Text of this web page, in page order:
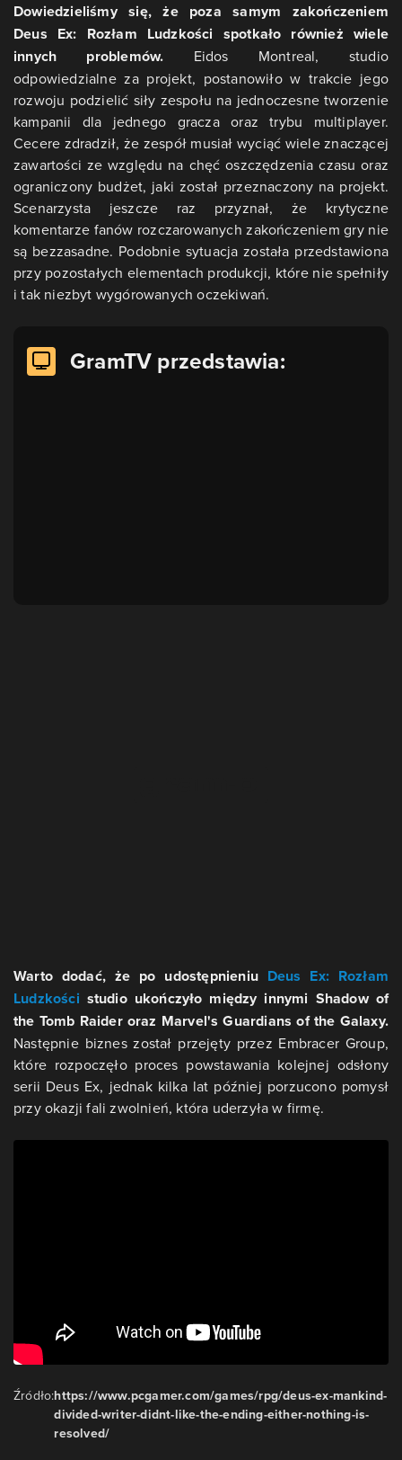
Dowiedzieliśmy się, że poza samym zakończeniem
Deus Ex: Rozłam Ludzkości spotkało również wiele
innych problemów. Eidos Montreal, studio
odpowiedzialne za projekt, postanowiło w trakcie jego
rozwoju podzielić siły zespołu na jednoczesne tworzenie
kampanii dla jednego gracza oraz trybu multiplayer.
Cecere zdradził, że zespół musiał wyciąć wiele znaczącej
zawartości ze względu na chęć oszczędzenia czasu oraz
ograniczony budżet, jaki został przeznaczony na projekt.
Scenarzysta jeszcze raz przyznał, że krytyczne
komentarze fanów rozczarowanych zakończeniem gry nie
są bezzasadne. Podobnie sytuacja została przedstawiona
przy pozostałych elementach produkcji, które nie spełniły
i tak niezbyt wygórowanych oczekiwań.
GramTV przedstawia:
Warto dodać, że po udostępnieniuDeus Ex: Rozłam
Ludzkości studio ukończyło między innymi Shadow of
the Tomb Raider oraz Marvel's Guardians of the Galaxy.
Następnie biznes został przejęty przez Embracer Group,
które rozpoczęło proces powstawania kolejnej odsłony
serii Deus Ex, jednak kilka lat później porzucono pomysł
przy okazji fali zwolnień, która uderzyła w firmę.
Źródło:https://www.pcgamer.com/games/rpg/deus-ex-mankind-
divided-writer-didnt-like-the-ending-either-nothing-is-
resolved/